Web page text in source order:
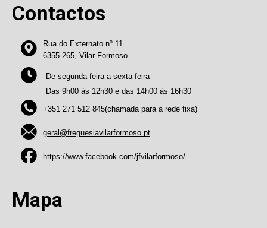
Contactos
Rua do Externato nº 11
6355-265, Vilar Formoso
De segunda-feira a sexta-feira
Das 9h00 às 12h30 e das 14h00 às 16h30
+351 271 512 845(chamada para a rede fixa)
geral@freguesiavilarformoso.pt
https://www.facebook.com/jfvilarformoso/
Mapa